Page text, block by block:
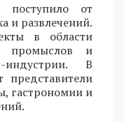
поступило от
и развлечений.
в области
промыслов и
В
представители
гастрономии и